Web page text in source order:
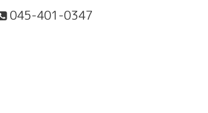
045-401-0347